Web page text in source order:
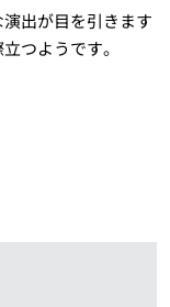
出が目を引きます
つようです。